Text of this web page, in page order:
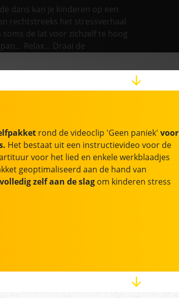
dans kan je kinderen op een
rechtstreeks het stressverhaal
de lat voor zichzelf te hoog
Relax… Draai de
rond de videoclip 'Geen paniek' voor
Het bestaat uit een instructievideo voor de
voor het lied en enkele werkblaadjes
geoptimaliseerd aan de hand van
volledig zelf aan de slag om kinderen stress